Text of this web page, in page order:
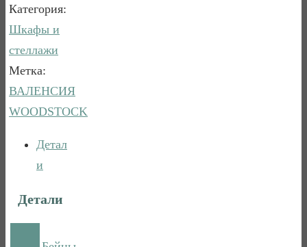
3-
створчатый
2-
61
Категория:
Шкафы и
стеллажи
Метка:
ВАЛЕНСИЯ
WOODSTOCK
Детал
и
детали